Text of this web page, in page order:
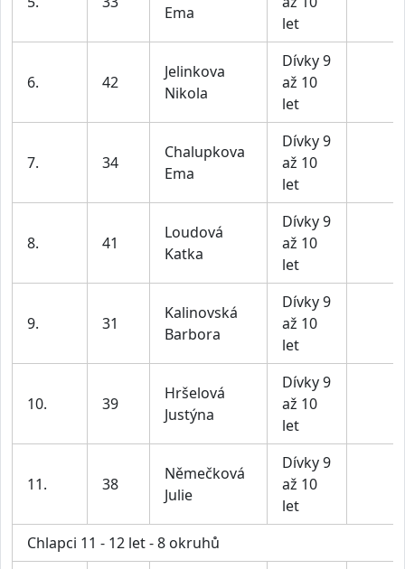
Ema
let
6. 42
Jelinkova
Nikola
Dívky 9
až 10
let
7. 34
Chalupkova
Ema
Dívky 9
až 10
let
8. 41
Loudová
Katka
Dívky 9
až 10
let
9. 31
Kalinovská
Barbora
Dívky 9
až 10
let
10. 39
Hršelová
Justýna
Dívky 9
až 10
let
11. 38
Němečková
Julie
Dívky 9
až 10
let
Chlapci 11 - 12 let - 8 okruhů